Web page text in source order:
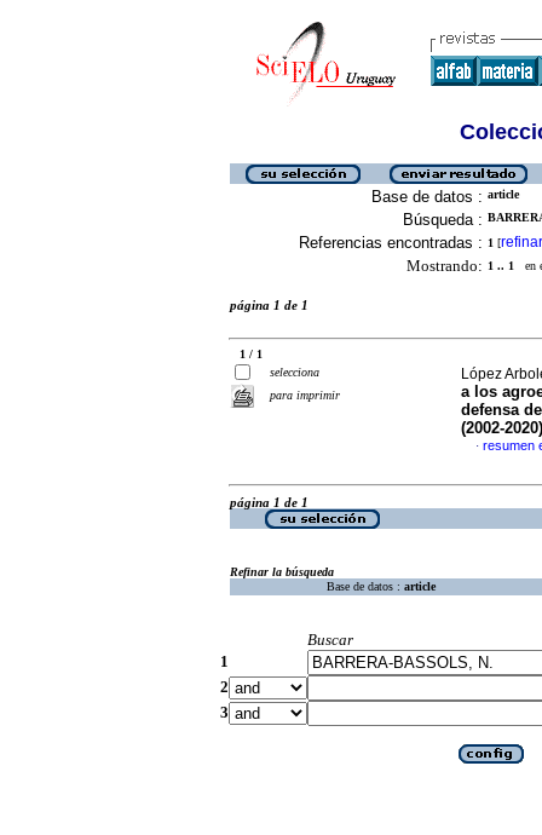
Base de datos : article
Búsqueda :
Referencias encontradas : 1 [refinar
Mostrando: 1 .. 1 en
página 1 de 1
1 / 1
selecciona
para imprimir
López
a los
defensa
(2002-2020)
· resumen
página 1 de 1
Refinar la búsqueda
Base de datos : article
Buscar
1
2
3